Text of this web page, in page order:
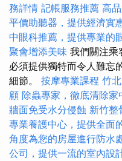
務詳情 記帳服務推薦 高
平價助聽器，提供經濟實
中眼科推薦，提供專業的
聚會增添美味 我們關注乘
必須提供獨特而令人難忘
細節。 按摩專業課程 竹
顧 除蟲專家，徹底清除家
牆面免受水分侵蝕 新竹整
專業養護中心，提供全面
角度為您的房屋進行防水
公司，提供一流的室內設